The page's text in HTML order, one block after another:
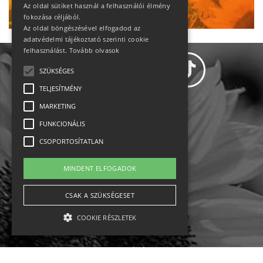
Állásajánlatok
Impresszum-kapcsolat
Jogi nyilatkozat
English
Az oldal sütiket használ a felhasználói élmény
fokozása céljából.
Az oldal böngészésével elfogadod az
adatvédelmi tájékoztató szerinti cookie
felhasználást. Tovább olvasok
SZÜKSÉGES
TELJESÍTMÉNY
MARKETING
FUNKCIONÁLIS
CSOPORTOSÍTATLAN
MINDENT ELFOGADOK
CSAK A SZÜKSÉGESET
COOKIE RÉSZLETEK